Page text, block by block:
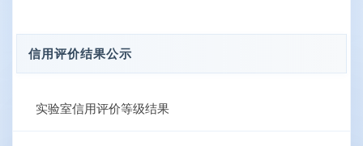
信用评价结果公示
实验室信用评价等级结果